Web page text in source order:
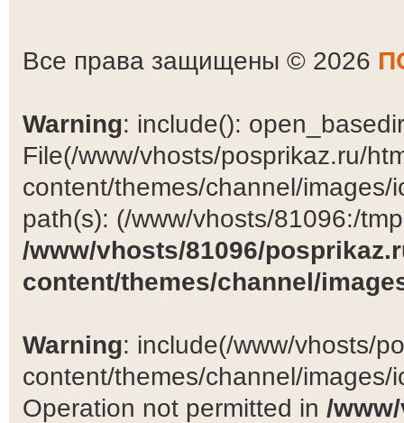
Все права защищены © 2026
Warning: include():
File(/www/vhosts/posprikaz.ru/
content/themes/channel/
path(s): (/www/vhosts/81096:/
/www/vhosts/81096/
content/themes/channel/
Warning: include(/www/vhosts/
content/themes/channel/
Operation not permitted in /